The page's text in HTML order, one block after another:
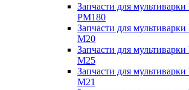
Запчасти для
PM180
Запчасти для
M20
Запчасти для
M25
Запчасти для
M21